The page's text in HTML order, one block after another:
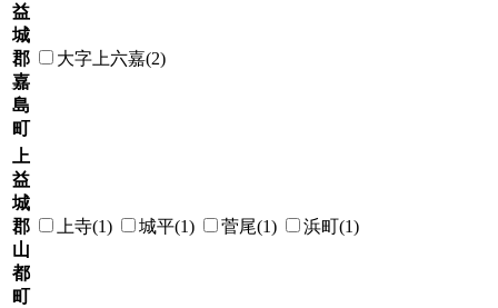
益
城
郡
嘉
島
町
大字上六嘉(2)
上
益
城
郡
山
都
町
上寺(1) 城平(1) 菅尾(1) 浜町(1)